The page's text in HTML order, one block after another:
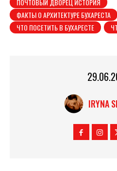
ПОЧТОВЫЙ ДВОРЕЦ ИСТОРИЯ
ФАКТЫ О АРХИТЕКТУРЕ БУХАРЕСТА
ЧТО ПОСЕТИТЬ В БУХАРЕСТЕ
IRYNA